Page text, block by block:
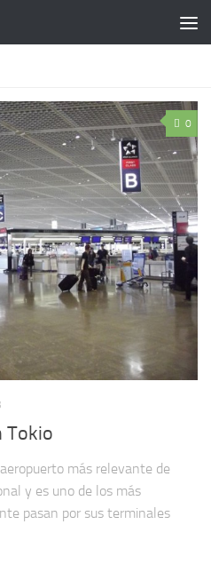
0
Tokio
más relevante de
y es uno de los más
pasan por sus terminales